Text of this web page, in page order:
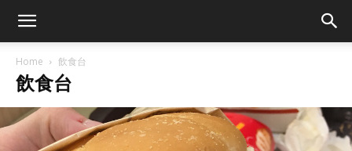
Home 飲食台
飲食台